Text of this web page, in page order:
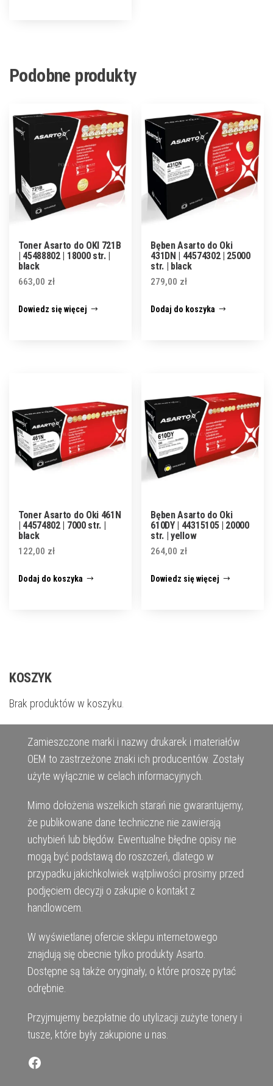
Podobne produkty
Toner Asarto do OKI 721B
| 45488802 | 18000 str. |
black
663,00 zł
Dowiedz się więcej
Bęben Asarto do Oki
431DN | 44574302 | 25000
str. | black
279,00 zł
Dodaj do koszyka
Toner Asarto do Oki 461N
| 44574802 | 7000 str. |
black
122,00 zł
Dodaj do koszyka
Bęben Asarto do Oki
610DY | 44315105 | 20000
str. | yellow
264,00 zł
Dowiedz się więcej
KOSZYK
Brak produktów w koszyku.
Zamieszczone marki i nazwy drukarek i materiałów
OEM to zastrzeżone znaki ich producentów. Zostały
użyte wyłącznie w celach informacyjnych.
Mimo dołożenia wszelkich starań nie gwarantujemy,
że publikowane dane techniczne nie zawierają
uchybień lub błędów. Ewentualne błędne opisy nie
mogą być podstawą do roszczeń, dlatego w
przypadku jakichkolwiek wątpliwości prosimy przed
podjęciem decyzji o zakupie o kontakt z
handlowcem.
W wyświetlanej ofercie sklepu internetowego
znajdują się obecnie tylko produkty Asarto.
Dostępne są także oryginały, o które proszę pytać
odrębnie.
Przyjmujemy bezpłatnie do utylizacji zużyte tonery i
tusze, które były zakupione u nas.
Facebook